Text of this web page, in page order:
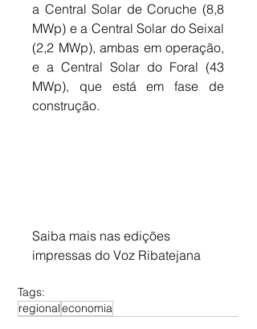
a Central Solar de Coruche (8,8
MWp) e a Central Solar do Seixal
(2,2 MWp), ambas em operação,
e a Central Solar do Foral (43
MWp), que está em fase de
construção.
Saiba mais nas edições
impressas do Voz Ribatejana
Tags:
regionaleconomia